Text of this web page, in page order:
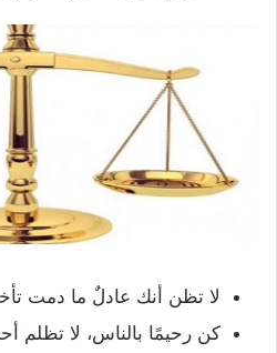
لا تظن أنك عادلٌ ما دمت
كن رحيمًا بالناس، لا تظلم